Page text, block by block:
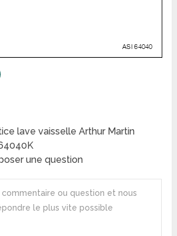
lave vaisselle Arthur Martin
une question